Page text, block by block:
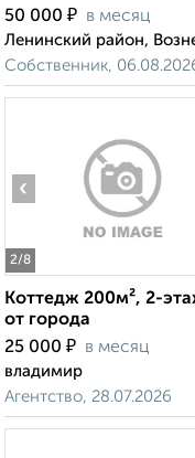
50 000 ₽ в месяц
Ленинский район,
Собственник,
2/8
‹
Коттедж 200м², 2-
от города
25 000 ₽ в месяц
владимир
Агентство, 28.07.2026